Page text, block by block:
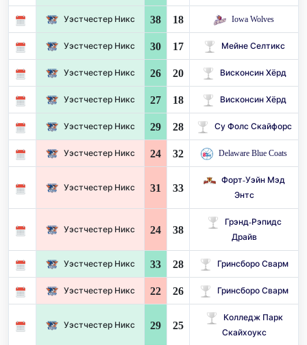
Уэстчестер Никс 38 18 Iowa Wolves
Уэстчестер Никс 30 17 Мейне Селтикс
Уэстчестер Никс 26 20 Висконсин Хёрд
Уэстчестер Никс 27 18 Висконсин Хёрд
Уэстчестер Никс 29 28 Су Фолс Скайфорс
Уэстчестер Никс 24 32 Delaware Blue Coats
Уэстчестер Никс 31 33
Форт-Уэйн Мэд
Энтс
Уэстчестер Никс 24 38
Грэнд-Рэпидс
Драйв
Уэстчестер Никс 33 28 Гринсборо Сварм
Уэстчестер Никс 22 26 Гринсборо Сварм
Уэстчестер Никс 29 25
Колледж Парк
Скайхоукс